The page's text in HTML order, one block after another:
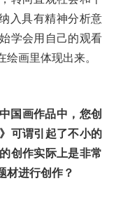
入具有精神分析意
学会用自己的观看
画里体现出来。
国画作品中，您创
可谓引起了不小的
创作实际上是非常
材进行创作？